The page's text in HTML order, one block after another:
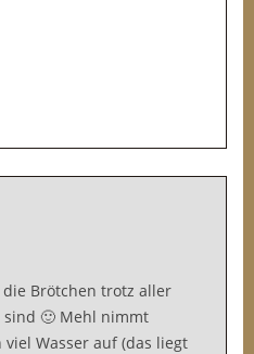
die Brötchen trotz aller
🙂 Mehl nimmt
Wasser auf (das liegt